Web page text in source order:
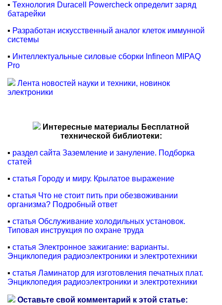
▪ Технология Duracell Powercheck определит заряд
батарейки
▪ Разработан искусственный аналог клеток иммунной
системы
▪ Интеллектуальные силовые сборки Infineon MIPAQ
Pro
Лента новостей науки и техники, новинок
электроники
Интересные материалы Бесплатной
технической библиотеки:
▪ раздел сайта Заземление и зануление. Подборка
статей
▪ статья Городу и миру. Крылатое выражение
▪ статья Что не стоит пить при обезвоживании
организма? Подробный ответ
▪ статья Обслуживание холодильных установок.
Типовая инструкция по охране труда
▪ статья Электронное зажигание: варианты.
Энциклопедия радиоэлектроники и электротехники
▪ статья Ламинатор для изготовления печатных плат.
Энциклопедия радиоэлектроники и электротехники
Оставьте свой комментарий к этой статье: